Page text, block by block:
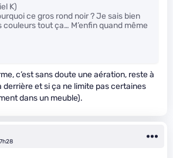
K)
ce gros rond noir ? Je sais bien
couleurs tout ça… M’enfin quand même
c’est sans doute une aération, reste à
derrière et si ça ne limite pas certaines
dans un meuble).